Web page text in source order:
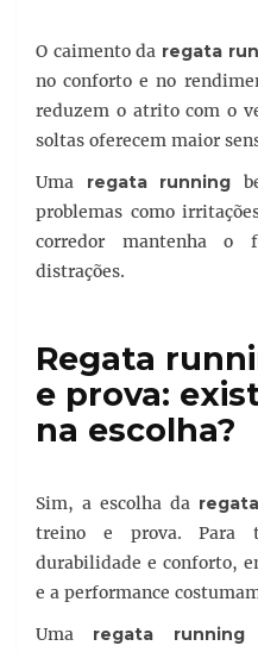
O caimento da regata
no conforto e no
reduzem o atrito com o
soltas oferecem maior
Uma regata running
problemas como
corredor mantenha o
distrações.
Regata
e prova:
na escolha?
Sim, a escolha da
treino e prova. Para
durabilidade e conforto,
e a performance
Uma regata running